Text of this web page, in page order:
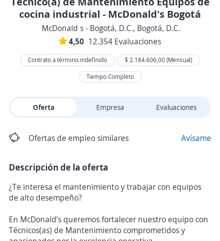
cocina industrial - McDonald's Bogotá
McDonald s - Bogotá, D.C., Bogotá, D.C.
4,50 12.354 Evaluaciones
Contrato a término indefinido
$ 2.184.606,00 (Mensual)
Tiempo Completo
Oferta Empresa Evaluaciones
Ofertas de empleo similares Avísame
Descripción de la oferta
¿Te interesa el mantenimiento y trabajar con equipos
de alto desempeño?
En McDonald’s queremos fortalecer nuestro equipo con
Técnicos(as) de Mantenimiento comprometidos y